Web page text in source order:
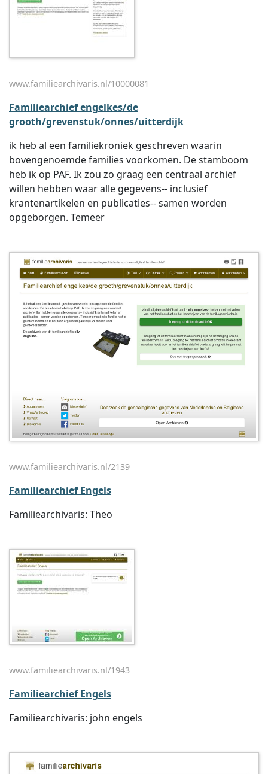
www.familiearchivaris.nl/10000081
Familiearchief engelkes/de
grooth/grevenstuk/onnes/uitterdijk
ik heb al een familiekroniek geschreven waarin
bovengenoemde families voorkomen. De stamboom
heb ik op PAF. Ik zou zo graag een centraal archief
willen hebben waar alle gegevens-- inclusief
krantenartikelen en publicaties-- samen worden
opgeborgen. Temeer
www.familiearchivaris.nl/2139
Familiearchief Engels
Familiearchivaris: Theo
www.familiearchivaris.nl/1943
Familiearchief Engels
Familiearchivaris: john engels